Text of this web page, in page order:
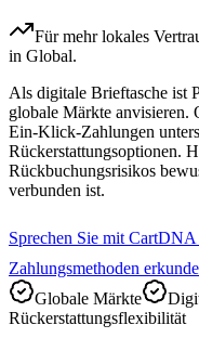
Für mehr lokales
in Global.
Als digitale Brieftasche ist
globale Märkte anvisieren.
Ein-Klick-Zahlungen
Rückerstattungsoptionen.
Rückbuchungsrisikos
verbunden ist.
Sprechen Sie mit
Zahlungsmethoden
Globale Märkte
Rückerstattungsflexibilität